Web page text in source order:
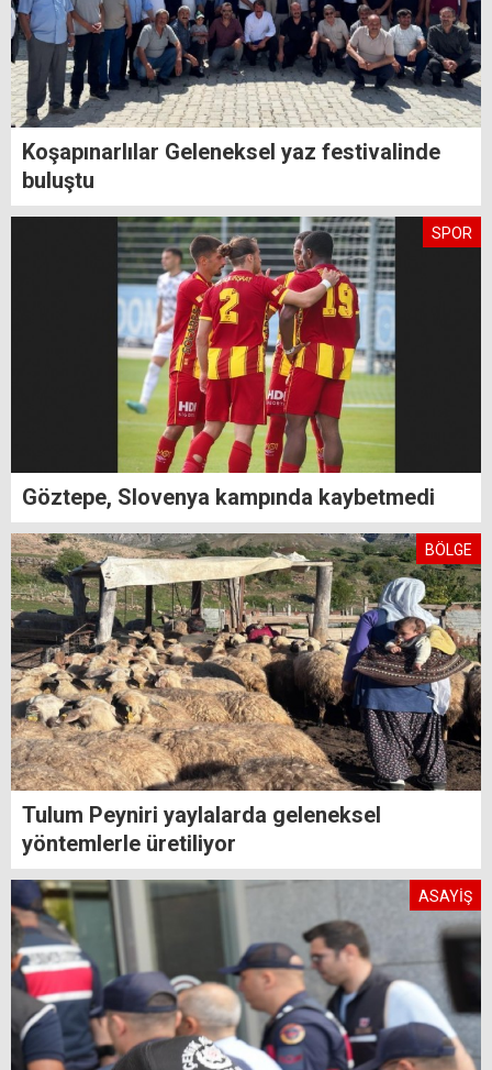
Koşapınarlılar Geleneksel yaz festivalinde
buluştu
SPOR
Göztepe, Slovenya kampında kaybetmedi
BÖLGE
Tulum Peyniri yaylalarda geleneksel
yöntemlerle üretiliyor
ASAYİŞ